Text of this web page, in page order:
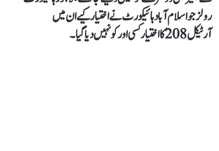
رولز جو اسلام آباد ہائیکورٹ نےاختیار کیے ان میں
آرٹیکل 208 کا اختیارکسی اورکو نہیں دیاگیا۔